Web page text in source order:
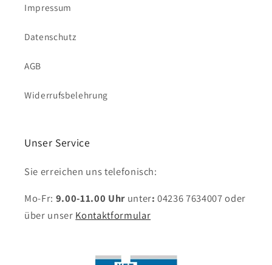
Impressum
Datenschutz
AGB
Widerrufsbelehrung
Unser Service
Sie erreichen uns telefonisch:
Mo-Fr: 9.00-11.00 Uhr unter:04236 7634007 oder
über unser Kontaktformular